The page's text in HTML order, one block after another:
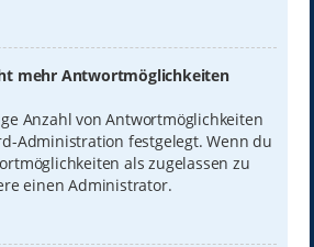
mehr Antwortmöglichkeiten
Anzahl von Antwortmöglichkeiten
Administration festgelegt. Wenn du
als zugelassen zu
einen Administrator.